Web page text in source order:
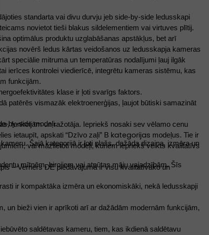
standarta vai divu durvju jeb side-by-side ledusskapi
novietot tieši blakus sildelementiem vai virtuves plītij.
optimālus produktu uzglabāšanas apstākļus, bet arī
novērš ledus kārtas veidošanos uz ledusskapja kameras
speciālie mitruma un temperatūras nodalījumi ļauj ilgāk
ierīces kontrolei viedierīcē, integrētu kameras sistēmu, kas
funkcijām.
klase ir ļoti svarīgs faktors.
patērēs vismazāk elektroenerģijas, ļaujot būtiski samazināt
funkcijām un ražotāja. Iepriekš nosaki sev vēlamo cenu
ietaupīt, apskati “Dzīvo zaļi” B kategorijas modeļus. Tie ir
vai mazlietoti modeļi, kuriem iepriekš veikts kvalitatīvs
– Verners DE piedāvājumā ir visu kvalitatīvāko un
by-side modeļi.
Šajā kategorijā ir ļoti plašs, dažāda dizaina, izmēra un
mītnēm, birojiem vai atpūtas māju vajadzībām. Šīs
ir kompaktāka izmēra un ekonomiskāki, nekā ledusskapji
un bieži vien ir aprīkoti arī ar dažādām modernām funkcijām,
saldētavas kameru, tiem, kas ikdienā saldētavu